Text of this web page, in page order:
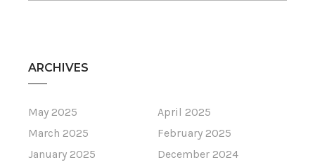
ARCHIVES
May 2025
April 2025
March 2025
February 2025
January 2025
December 2024